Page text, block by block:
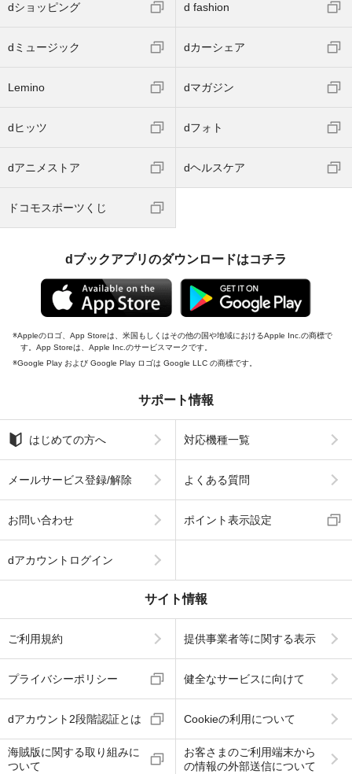
dショッピング d fashion
dミュージック dカーシェア
Lemino dマガジン
dヒッツ dフォト
dアニメストア dヘルスケア
ドコモスポーツくじ
dブックアプリのダウンロードはコチラ
Appleのロゴ、App Storeは、米国もしくはその他の国や地域におけるApple Inc.の商標で
す。App Storeは、Apple Inc.のサービスマークです。
Google Play および Google Play ロゴは Google LLC の商標です。
サポート情報
はじめての方へ 対応機種一覧
メールサービス登録/解除 よくある質問
お問い合わせ ポイント表示設定
dアカウントログイン
サイト情報
ご利用規約 提供事業者等に関する表示
プライバシーポリシー 健全なサービスに向けて
dアカウント2段階認証とは Cookieの利用について
海賊版に関する取り組みに
ついて
お客さまのご利用端末から
の情報の外部送信について